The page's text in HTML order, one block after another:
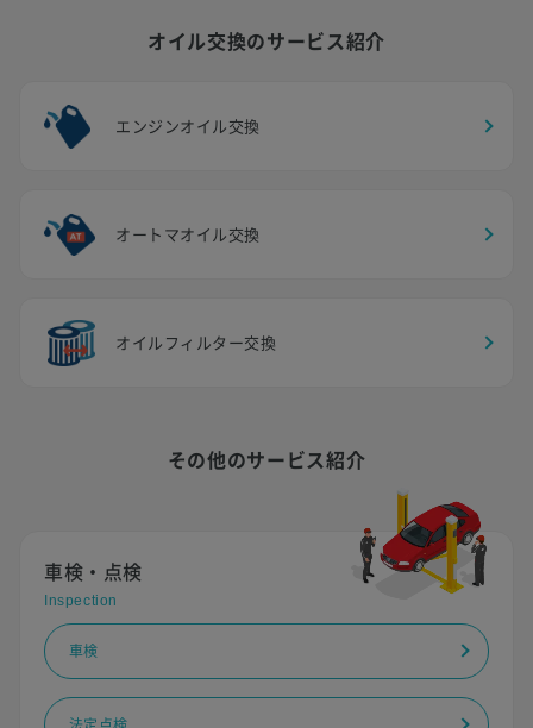
オイル交換のサービス紹介
エンジンオイル交換
オートマオイル交換
オイルフィルター交換
その他のサービス紹介
車検・点検
Inspection
車検